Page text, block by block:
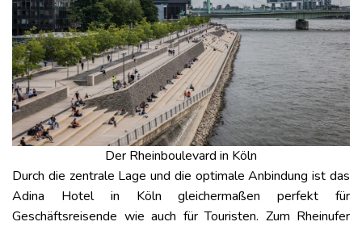
Der Rheinboulevard in Köln
Durch die zentrale Lage und die optimale Anbindung ist das
Adina Hotel in Köln gleichermaßen perfekt für
Geschäftsreisende wie auch für Touristen. Zum Rheinufer